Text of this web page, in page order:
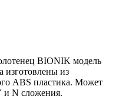
BIONIK модель
изготовлены из
ABS пластика. Может
и N сложения.